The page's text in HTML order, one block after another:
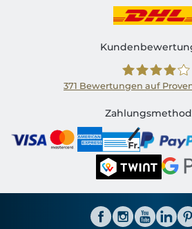
Shirtinator
371 Bewertungen auf